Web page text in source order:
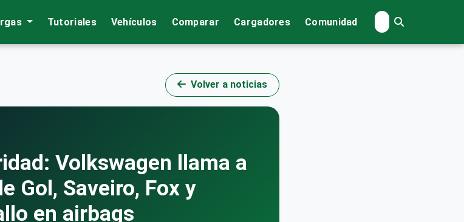
Tutoriales Vehículos Comparar Cargadores Comunidad
Volver a noticias
Volkswagen llama a
Gol, Saveiro, Fox y
en airbags